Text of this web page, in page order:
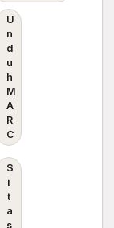
U
n
d
u
h
M
A
R
C
S
i
t
a
s